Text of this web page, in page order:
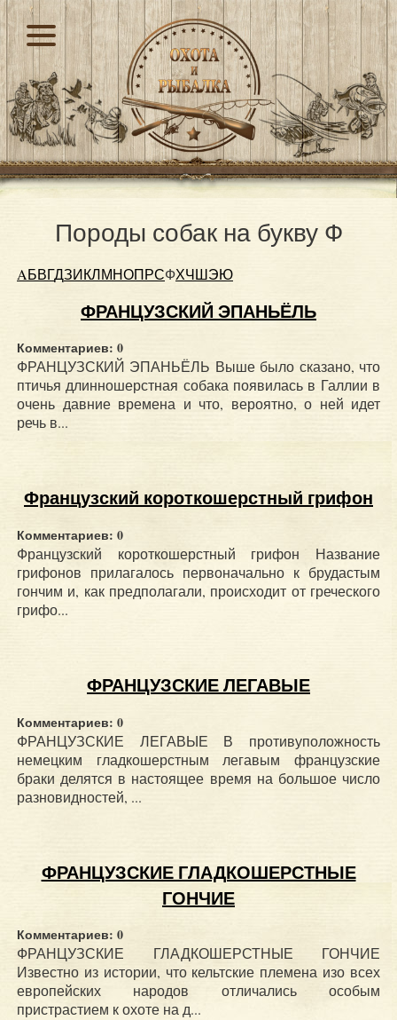
Породы собак на букву Ф
AБВГДЗИКЛМНОПРСФХЧШЭЮ
ФРАНЦУЗСКИЙ ЭПАНЬЁЛЬ
Комментариев: 0
ФРАНЦУЗСКИЙ ЭПАНЬЁЛЬ Выше было сказано, что
птичья длинношерстная собака появилась в Галлии в
очень давние времена и что, вероятно, о ней идет
речь в...
Французский короткошерстный грифон
Комментариев: 0
Французский короткошерстный грифон Название
грифонов прилагалось первоначально к брудастым
гончим и, как предполагали, происходит от греческого
грифо...
ФРАНЦУЗСКИЕ ЛЕГАВЫЕ
Комментариев: 0
ФРАНЦУЗСКИЕ ЛЕГАВЫЕ В противуположность
немецким гладкошерстным легавым французские
браки делятся в настоящее время на большое число
разновидностей, ...
ФРАНЦУЗСКИЕ ГЛАДКОШЕРСТНЫЕ
ГОНЧИЕ
Комментариев: 0
ФРАНЦУЗСКИЕ ГЛАДКОШЕРСТНЫЕ ГОНЧИЕ
Известно из истории, что кельтские племена изо всех
европейских народов отличались особым
пристрастием к охоте на д...